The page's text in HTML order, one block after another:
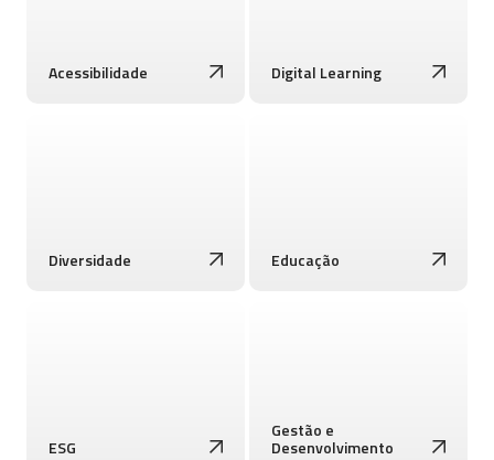
Acessibilidade Digital Learning
Diversidade Educação
ESG
Gestão e
Desenvolvimento